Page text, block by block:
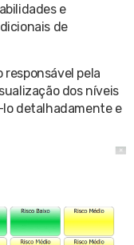
e
de
responsável pela
dos níveis
detalhadamente e